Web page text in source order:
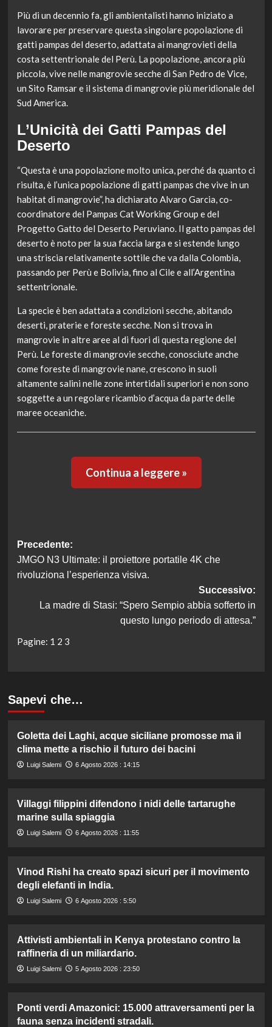
Più di un decennio fa, gli ambientalisti hanno iniziato a
lavorare per preservare questa singolare popolazione di
gatti pampas del deserto, adattata ai mangrovieti della
costa settentrionale del Perù. La popolazione, ancora più
piccola, vive nelle mangrovie secche di San Pedro de Vice,
un Sito Ramsar e il sistema di mangrovie più meridionale del
Sud America.
L’Unicità dei Gatti Pampas del
Deserto
“Questa è una popolazione molto unica, perché da quanto ci
risulta, è l’unica popolazione di gatti pampas che vive in un
habitat di mangrovie”, ha dichiarato Alvaro Garcia, co-
coordinatore del Pampas Cat Working Group e del
Progetto Gatto del Deserto Peruviano. Il gatto pampas del
deserto è noto per la sua faccia larga e si estende lungo
una striscia relativamente sottile che va dalla Colombia,
passando per Perù e Bolivia, fino al Cile e all’Argentina
settentrionale.
La specie è ben adattata a condizioni secche, abitando
deserti, praterie e foreste secche. Non si trova in
mangrovie in altre aree al di fuori di questa regione del
Perù. Le foreste di mangrovie secche, conosciute anche
come foreste di mangrovie nane, crescono in suoli
altamente salini nelle zone intertidali superiori e non sono
soggette a un regolare ricambio d’acqua da parte delle
maree oceaniche.
Continua a leggere »
Navigazione
articolo
Precedente:
JMGO N3 Ultimate: il proiettore portatile 4K che
rivoluziona l’esperienza visiva.
Successivo:
La madre di Stasi: “Spero Sempio abbia sofferto in
questo lungo periodo di attesa.”
Pagine: 1 2 3
Sapevi che…
Goletta dei Laghi, acque siciliane promosse ma il
clima mette a rischio il futuro dei bacini
Luigi Salemi 6 Agosto 2026 : 14:15
Villaggi filippini difendono i nidi delle tartarughe
marine sulla spiaggia
Luigi Salemi 6 Agosto 2026 : 11:55
Vinod Rishi ha creato spazi sicuri per il movimento
degli elefanti in India.
Luigi Salemi 6 Agosto 2026 : 5:50
Attivisti ambientali in Kenya protestano contro la
raffineria di un miliardario.
Luigi Salemi 5 Agosto 2026 : 23:50
Ponti verdi Amazonici: 15.000 attraversamenti per la
fauna senza incidenti stradali.